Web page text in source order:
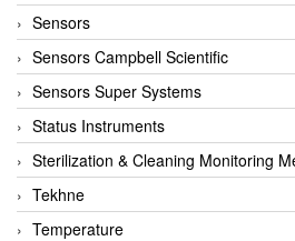
Calectro
Campbell Scientific
Canneed Vietnam
Cantoni
CAPS
CAREL Parts
CCS
Sensors
Sensors Campbell Scientific
Sensors Super Systems
Status Instruments
Sterilization & Cleaning Monitoring
Tekhne
Temperature